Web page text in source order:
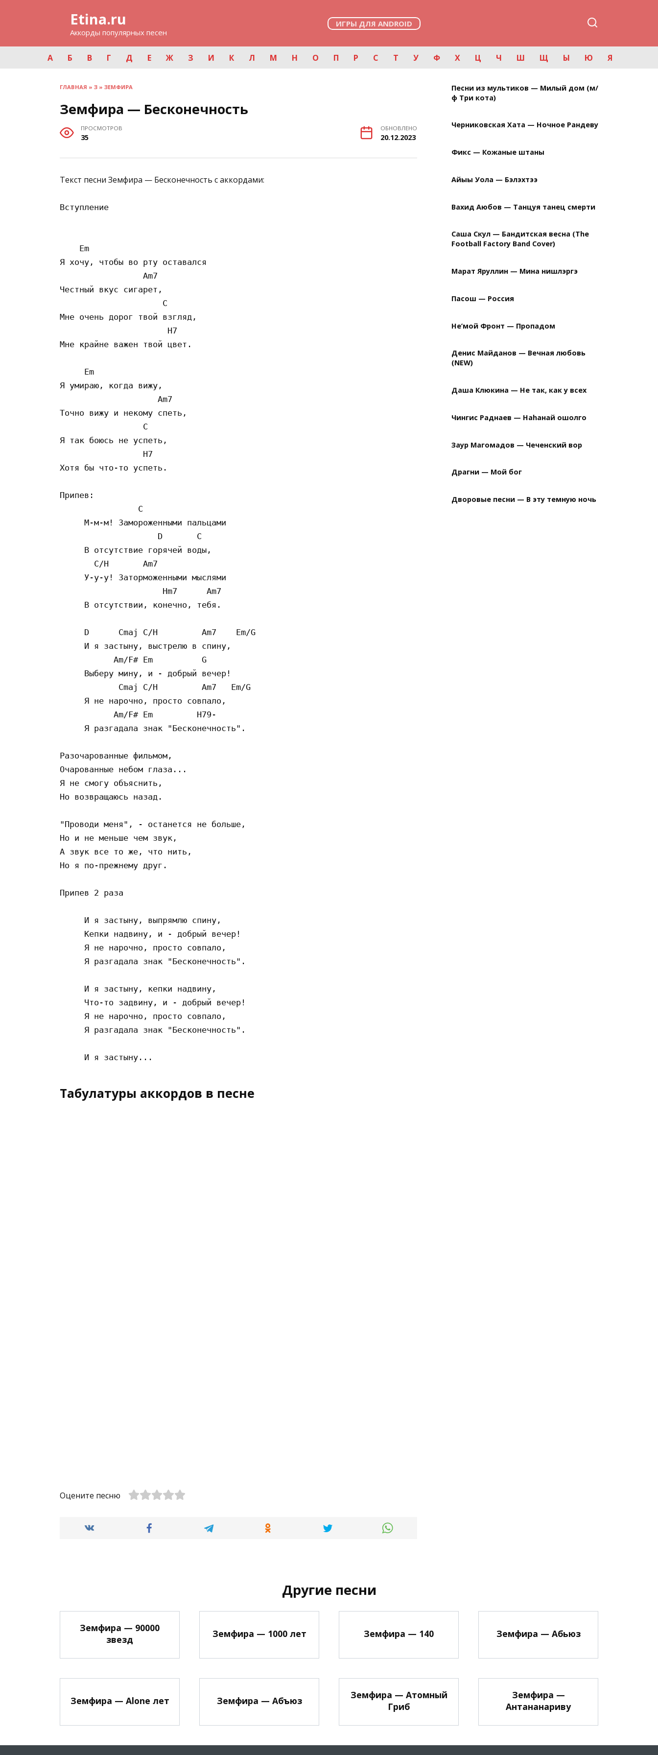
Etina.ru
Аккорды популярных песен
ИГРЫ ДЛЯ ANDROID
А Б В Г Д Е Ж З И К Л М Н О П Р С Т У Ф Х Ц Ч Ш Щ Ы Ю Я
ГЛАВНАЯ » З » ЗЕМФИРА
Земфира — Бесконечность
ПРОСМОТРОВ
35
ОБНОВЛЕНО
20.12.2023
Текст песни Земфира — Бесконечность с аккордами:
Вступление
    Em
Я хочу, чтобы во рту оставался
                 Am7
Честный вкус сигарет,
                     C
Мне очень дорог твой взгляд,
                      H7
Мне крайне важен твой цвет.
     Em
Я умираю, когда вижу,
                    Am7
Точно вижу и некому спеть,
                 C
Я так боюсь не успеть,
                 H7
Хотя бы что-то успеть.
Припев:
                C
     М-м-м! Замороженными пальцами
                    D       C
     В отсутствие горячей воды,
       C/H       Am7
     У-у-у! Заторможенными мыслями
                     Hm7      Am7
     В отсутствии, конечно, тебя.
     D      Cmaj C/H         Am7    Em/G
     И я застыну, выстрелю в спину,
           Am/F# Em          G
     Выберу мину, и - добрый вечер!
            Cmaj C/H         Am7   Em/G
     Я не нарочно, просто совпало,
           Am/F# Em         H79-
     Я разгадала знак "Бесконечность".
Разочарованные фильмом,
Очарованные небом глаза...
Я не смогу объяснить,
Но возвращаюсь назад.
"Проводи меня", - останется не больше,
Но и не меньше чем звук,
А звук все то же, что нить,
Но я по-прежнему друг.
Припев 2 раза
     И я застыну, выпрямлю спину,
     Кепки надвину, и - добрый вечер!
     Я не нарочно, просто совпало,
     Я разгадала знак "Бесконечность".
     И я застыну, кепки надвину,
     Что-то задвину, и - добрый вечер!
     Я не нарочно, просто совпало,
     Я разгадала знак "Бесконечность".
Табулатуры аккордов в песне
Оцените песню
Песни из мультиков — Милый дом (м/
ф Три кота)
Черниковская Хата — Ночное Рандеву
Фикс — Кожаные штаны
Айыы Уола — Бэлэхтээ
Вахид Аюбов — Танцуя танец смерти
Саша Скул — Бандитская весна (The
Football Factory Band Cover)
Марат Яруллин — Мина нишлэргэ
Пасош — Россия
Не’мой Фронт — Пропадом
Денис Майданов — Вечная любовь
(NEW)
Даша Клюкина — Не так, как у всех
Чингис Раднаев — Наhанай ошолго
Заур Магомадов — Чеченский вор
Драгни — Мой бог
Дворовые песни — В эту темную ночь
Другие песни
Земфира — 90000
звезд
Земфира — 1000 лет Земфира — 140 Земфира — Абьюз
Земфира — Alone лет Земфира — Абъюз
Земфира — Атомный
Гриб
Земфира —
Антананариву